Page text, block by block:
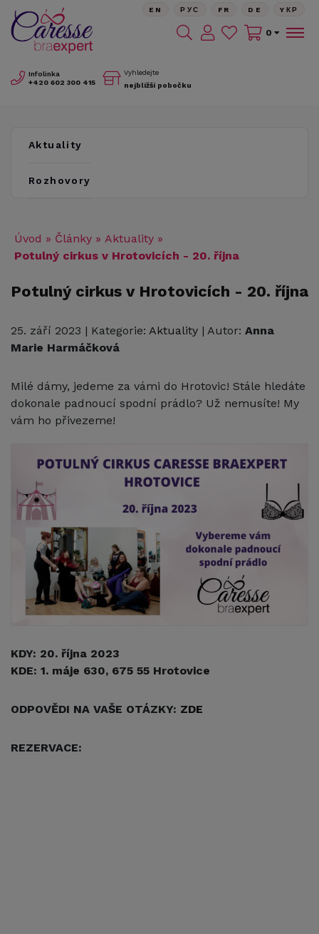
Infolinka
+420 602 300 415
Vyhledejte
nejbližší pobočku
EN РУС FR DE YКР
0
Aktuality
Rozhovory
Úvod » Články » Aktuality »
Potulný cirkus v Hrotovicích - 20. října
Potulný cirkus v Hrotovicích - 20. října
25. září 2023 | Kategorie: Aktuality | Autor: Anna
Marie Harmáčková
Milé dámy, jedeme za vámi do Hrotovic! Stále hledáte
dokonale padnoucí spodní prádlo? Už nemusíte! My
vám ho přivezeme!
KDY: 20. října 2023
KDE: 1. máje 630, 675 55 Hrotovice
ODPOVĚDI NA VAŠE OTÁZKY: ZDE
REZERVACE: